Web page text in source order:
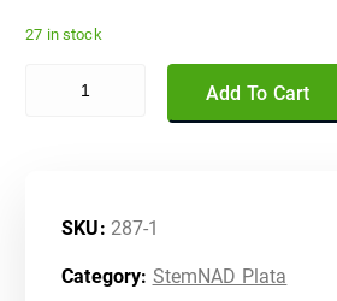
27 in stock
Add To Cart
SKU: 287-1
Category: StemNAD Plata